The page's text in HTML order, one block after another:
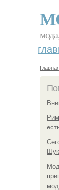
Главная